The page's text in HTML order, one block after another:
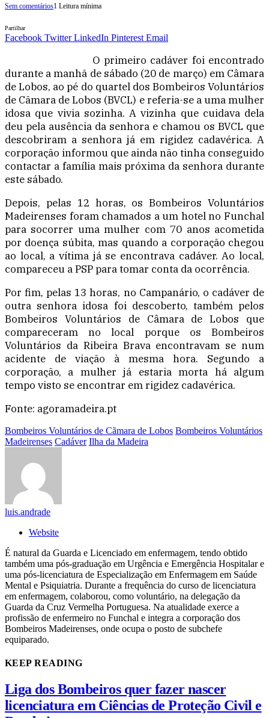
Sem comentários1 Leitura mínima
Partilhar
Facebook Twitter LinkedIn Pinterest Email
O primeiro cadáver foi encontrado
durante a manhã de sábado (20 de março) em Câmara
de Lobos, ao pé do quartel dos Bombeiros Voluntários
de Cãmara de Lobos (BVCL) e referia-se a uma mulher
idosa que vivia sozinha. A vizinha que cuidava dela
deu pela ausência da senhora e chamou os BVCL que
descobriram a senhora já em rigidez cadavérica. A
corporação informou que ainda não tinha conseguido
contactar a família mais próxima da senhora durante
este sábado.
Depois, pelas 12 horas, os Bombeiros Voluntários
Madeirenses foram chamados a um hotel no Funchal
para socorrer uma mulher com 70 anos acometida
por doença súbita, mas quando a corporação chegou
ao local, a vítima já se encontrava cadáver. Ao local,
compareceu a PSP para tomar conta da ocorrência.
Por fim, pelas 13 horas, no Campanário, o cadáver de
outra senhora idosa foi descoberto, também pelos
Bombeiros Voluntários de Câmara de Lobos que
compareceram no local porque os Bombeiros
Voluntários da Ribeira Brava encontravam se num
acidente de viação à mesma hora. Segundo a
corporação, a mulher já estaria morta há algum
tempo visto se encontrar em rigidez cadavérica.
Fonte: agoramadeira.pt
Bombeiros Voluntários de Cãmara de Lobos Bombeiros Voluntários
Madeirenses Cadáver Ilha da Madeira
luis.andrade
Website
É natural da Guarda e Licenciado em enfermagem, tendo obtido
também uma pós-graduação em Urgência e Emergência Hospitalar e
uma pós-licenciatura de Especialização em Enfermagem em Saúde
Mental e Psiquiatria. Durante a frequência do curso de licenciatura
em enfermagem, colaborou, como voluntário, na delegação da
Guarda da Cruz Vermelha Portuguesa. Na atualidade exerce a
profissão de enfermeiro no Funchal e integra a corporação dos
Bombeiros Madeirenses, onde ocupa o posto de subchefe
equiparado.
KEEP READING
Liga dos Bombeiros quer fazer nascer
licenciatura em Ciências de Proteção Civil e